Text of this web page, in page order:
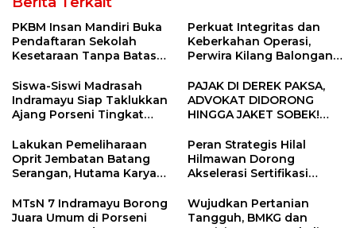
PKBM Insan Mandiri Buka
Pendaftaran Sekolah
Kesetaraan Tanpa Batas
Perkuat Integritas dan
Keberkahan Operasi,
Perwira Kilang Balongan
Siswa-Siswi Madrasah
Indramayu Siap Taklukkan
Ajang Porseni Tingkat
PAJAK DI DEREK PAKSA,
ADVOKAT DIDORONG
HINGGA JAKET SOBEK!
Ngamuk Kepung Polresta
Pekanbaru!
Lakukan Pemeliharaan
Oprit Jembatan Batang
Serangan, Hutama Karya
55 Tol Binjai–Langsa
Peran Strategis Hilal
Hilmawan Dorong
Akselerasi Sertifikasi
Entaskan Kemiskinan di
Indramayu
MTsN 7 Indramayu Borong
Juara Umum di Porseni
Wujudkan Pertanian
Tangguh, BMKG dan